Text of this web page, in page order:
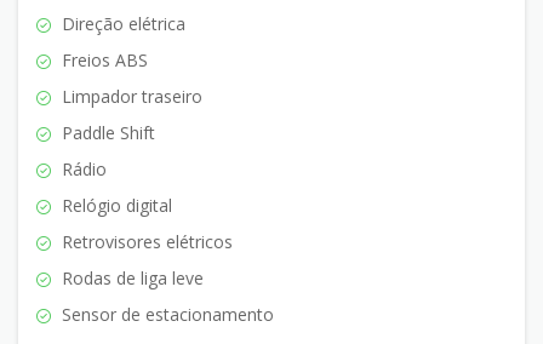
Direção elétrica
Freios ABS
Limpador traseiro
Paddle Shift
Rádio
Relógio digital
Retrovisores elétricos
Rodas de liga leve
Sensor de estacionamento